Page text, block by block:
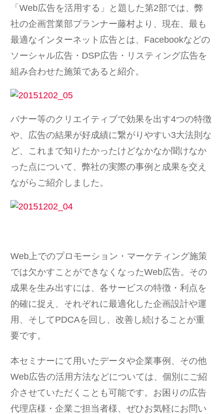
「Web広告を活用する」と題した第2部では、弊
社の企画営業部プランナー藤村より、現在、最も
最適なインターネット広告とは、Facebookなどの
ソーシャル広告・DSP広告・リスティング広告を
組み合わせた施策であると紹介。
バナー等のクリエイティブで効果を出す4つの特徴
や、広告の結果が好成績に繋がりやすい3大法則な
ど、これまで知りたかったけどなかなか聞けなか
った点について、弊社の実際の事例と成果を交え
ながらご紹介しました。
Web上でのプロモーション・マーケティング施策
では欠かすことができなくなったWeb広告。その
成果を生み出すには、各サービスの特徴・利点を
的確に捉え、それぞれに最適化した企画設計や運
用、そしてPDCAを回し、改善し続けることが重
要です。
本セミナーにて用いたデータや企業事例、その他
Web広告の活用方法などについては、個別にご紹
介させていただくことも可能です。お困りの広告
代理店様・企業ご担当者様、ぜひお気軽にお問い